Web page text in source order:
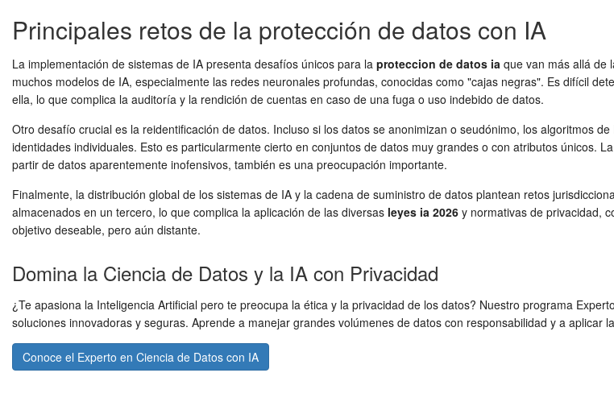
Principales retos de la protección de datos con IA
La implementación de sistemas de IA presenta desafíos únicos para la proteccion de datos ia que van más allá de
muchos modelos de IA, especialmente las redes neuronales profundas, conocidas como "cajas negras". Es difícil
ella, lo que complica la auditoría y la rendición de cuentas en caso de una fuga o uso indebido de datos.
Otro desafío crucial es la reidentificación de datos. Incluso si los datos se anonimizan o seudónimo, los algoritmos
identidades individuales. Esto es particularmente cierto en conjuntos de datos muy grandes o con atributos únicos.
partir de datos aparentemente inofensivos, también es una preocupación importante.
Finalmente, la distribución global de los sistemas de IA y la cadena de suministro de datos plantean retos
almacenados en un tercero, lo que complica la aplicación de las diversas leyes ia 2026 y normativas de privacidad,
objetivo deseable, pero aún distante.
Domina la Ciencia de Datos y la IA con Privacidad
¿Te apasiona la Inteligencia Artificial pero te preocupa la ética y la privacidad de los datos? Nuestro programa
soluciones innovadoras y seguras. Aprende a manejar grandes volúmenes de datos con responsabilidad y a aplicar
Conoce el Experto en Ciencia de Datos con IA